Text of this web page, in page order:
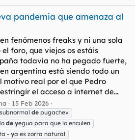
pandemia que amenaza al
fenómenos freaks y ni una sola
foro, que viejos os estáis
todavía no ha pegado fuerte,
argentina está siendo todo un
motivo real por el que Pedro
el acceso a internet de...
15 Feb 2026
de pugachev
de yegua para que lo enculen
- ya es zorra natural